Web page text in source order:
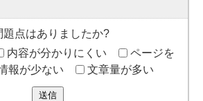
題点はありましたか?
内容が分かりにくい
ページを
報が少ない 文章量が多い
送信